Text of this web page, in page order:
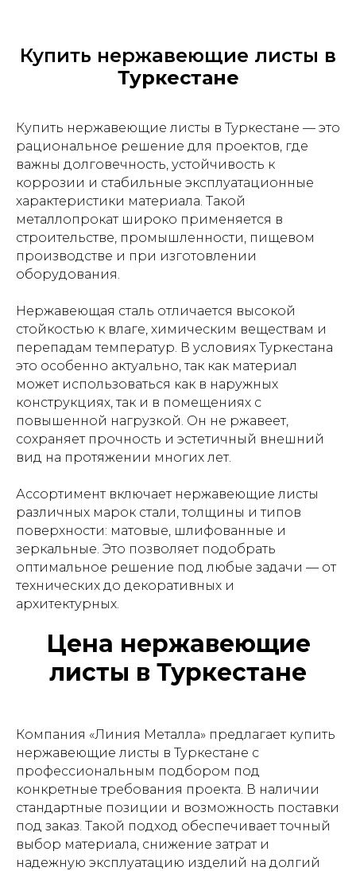
Купить нержавеющие листы в
Туркестане
Купить нержавеющие листы в Туркестане — это
рациональное решение для проектов, где
важны долговечность, устойчивость к
коррозии и стабильные эксплуатационные
характеристики материала. Такой
металлопрокат широко применяется в
строительстве, промышленности, пищевом
производстве и при изготовлении
оборудования.
Нержавеющая сталь отличается высокой
стойкостью к влаге, химическим веществам и
перепадам температур. В условиях Туркестана
это особенно актуально, так как материал
может использоваться как в наружных
конструкциях, так и в помещениях с
повышенной нагрузкой. Он не ржавеет,
сохраняет прочность и эстетичный внешний
вид на протяжении многих лет.
Ассортимент включает нержавеющие листы
различных марок стали, толщины и типов
поверхности: матовые, шлифованные и
зеркальные. Это позволяет подобрать
оптимальное решение под любые задачи — от
технических до декоративных и
архитектурных.
Цена нержавеющие
листы в Туркестане
Компания «Линия Металла» предлагает купить
нержавеющие листы в Туркестане с
профессиональным подбором под
конкретные требования проекта. В наличии
стандартные позиции и возможность поставки
под заказ. Такой подход обеспечивает точный
выбор материала, снижение затрат и
надежную эксплуатацию изделий на долгий